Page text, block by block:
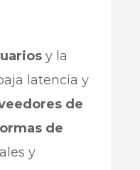
y la
latencia y
de
de
y